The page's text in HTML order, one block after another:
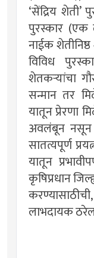
‌‘सेंद्रिय शेती‌’
पुरस्कार (एक
नाईक
विविध
शेतकऱ्यांचा
सन्मान तर
यातून प्रेरणा
अवलंबून नसून
सातत्यपूर्ण
यातून
कृषिप्रधान
लाभदायक